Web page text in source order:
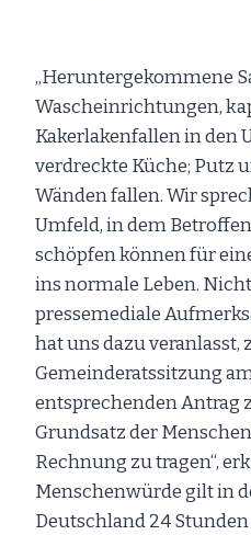
„Heruntergekommene
Wascheinrichtungen,
Kakerlakenfallen in den
verdreckte Küche; Putz
Wänden fallen. Wir
Umfeld, in dem
schöpfen können für
ins normale Leben.
pressemediale
hat uns dazu veranlasst,
Gemeinderatssitzung
entsprechenden Antrag
Grundsatz der
Rechnung zu tragen“,
Menschenwürde gilt in
Deutschland 24 Stunden